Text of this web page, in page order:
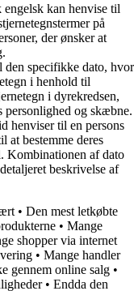
engelsk kan henvise til
på
der ønsker at
den specifikke dato, hvor
i henhold til
i dyrekredsen,
personlighed og skæbne.
henviser til en persons
at bestemme deres
Kombinationen af dato
beskrivelse af
• Den mest letkøbte
• Mange
shopper via internet
• Mange handler
gennem online salg •
• Endda den